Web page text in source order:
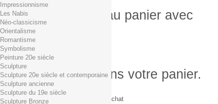
Produit ajouté au panier avec
succès
Quantité
Total
Il y a 1 produit dans votre panier.
Total produits TTC
Frais de port TTC
0,01€ dès 29€ d'achat
Impressionnisme
Les Nabis
Néo-classicisme
Orientalisme
Romantisme
Symbolisme
Peinture 20e siècle
Sculpture
Sculpture 20e siècle et contemporaine
Sculpture ancienne
Sculpture du 19e siècle
Sculpture Bronze